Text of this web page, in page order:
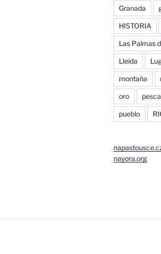
Granada
HISTORIA
Las Palmas
Lleida
montaña
oro pesca
pueblo
nayora.org